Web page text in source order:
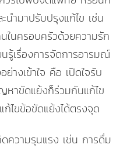
นำมาปรับปรุงแก้ไข เช่น
ในครอบครัวด้วยความรัก
นรู้เรื่องการจัดการอารมณ์
างเข้าใจ คือ เปิดใจรับ
าขัดแย้งก็ร่วมกันแก้ไข
ไขข้อขัดแย้งได้ตรงจุด
ความรุนแรง เช่น การดื่ม